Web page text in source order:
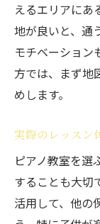
えるエリアにあ
地が良いと、通
モチベーション
方では、まず地
めします。
実際のレッスン
ピアノ教室を選
することも大切
活用して、他の